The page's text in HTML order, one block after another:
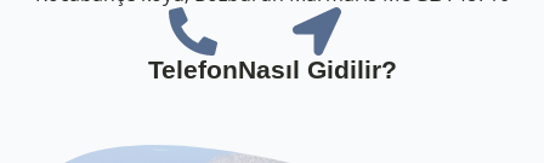
TelefonNasıl Gidilir?